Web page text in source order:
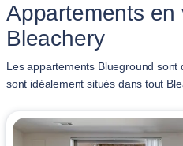
Appartements en
Bleachery
Les appartements Blueground sont
sont idéalement situés dans tout